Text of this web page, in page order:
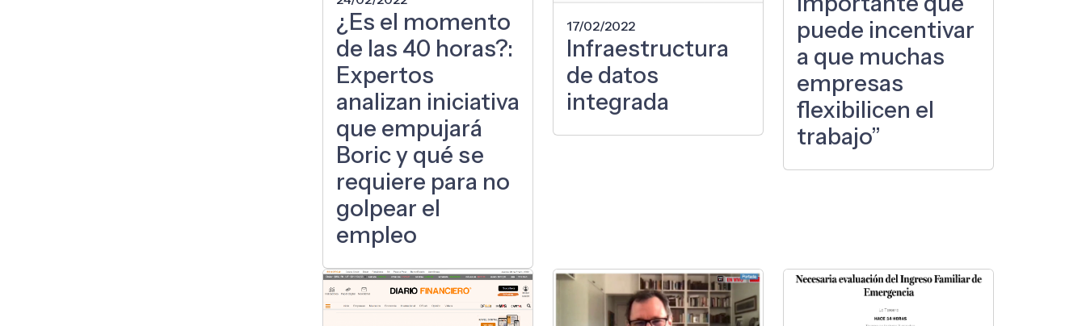
¿Es el momento
de las 40 horas?:
Expertos
analizan iniciativa
que empujará
Boric y qué se
requiere para no
golpear el
empleo
17/02/2022
Infraestructura
de datos
integrada
puede incentivar
a que muchas
empresas
flexibilicen el
trabajo”